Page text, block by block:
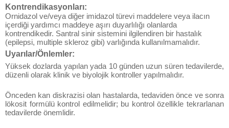
Kontrendikasyonları:
Ornidazol ve/veya diğer imidazol türevi maddelere veya ilacın
içerdiği yardımcı maddeye aşırı duyarlılığı olanlarda
kontrendikedir. Santral sinir sistemini ilgilendiren bir hastalık
(epilepsi, multiple skleroz gibi) varlığında kullanılmamalıdır.
Uyarılar/Önlemler:
Yüksek dozlarda yapılan yada 10 günden uzun süren tedavilerde,
düzenli olarak klinik ve biyolojik kontroller yapılmalıdır.
Önceden kan diskrazisi olan hastalarda, tedaviden önce ve sonra
lökosit formülü kontrol edilmelidir; bu kontrol özellikle tekrarlanan
tedavilerde önemlidir.